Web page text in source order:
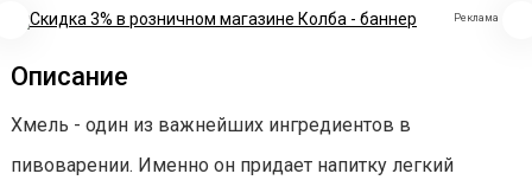
Реклама
Описание
Хмель - один из важнейших ингредиентов в
пивоварении. Именно он придает напитку легкий